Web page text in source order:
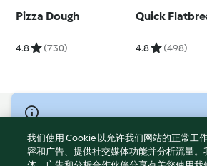
Pizza Dough
4.8 (730)
Quick
4.8 (498)
© Copyright 2021-2023 福维克信息科技(
2026
使用规定
我们使用 Cookie 以允许我们网站的正常工
容和广告、提供社交媒体功能并分析流量。